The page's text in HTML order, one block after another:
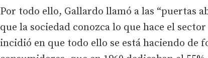
Por todo ello, Gallardo llamó a las “puertas
que la sociedad conozca lo que hace el
incidió en que todo ello se está haciendo de